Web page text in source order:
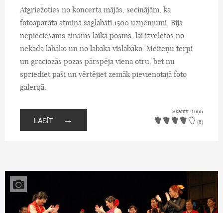
Atgriežoties no koncerta mājās, secinājām, ka
fotoaparāta atmiņā saglabāti 1500 uzņēmumi. Bija
nepieciešams zināms laika posms, lai izvēlētos no
nekāda labāko un no labākā vislabāko. Meiteņu tērpi
un graciozās pozas pārspēja viena otru, bet nu
spriediet paši un vērtējiet zemāk pievienotajā foto
galerijā.
LASĪT →
Skatīts: 1655
(6)